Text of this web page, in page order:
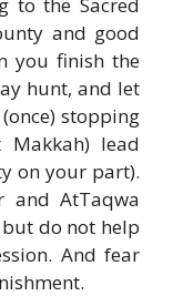
and good
you finish the
hunt, and let
stopping
lead
on your part).
and At­Taqwa
do not help
And fear